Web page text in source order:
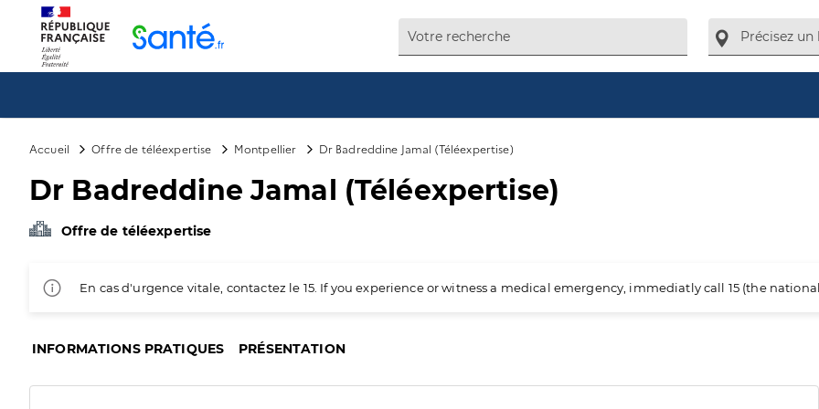
Accueil Offre de téléexpertise Montpellier Dr Badreddine Jamal (Téléexpertise)
Dr Badreddine Jamal (Téléexpertise)
Offre de téléexpertise
En cas d'urgence vitale, contactez le 15. If you experience or witness a medical emergency, immediatly call 15 (the
INFORMATIONS PRATIQUES PRÉSENTATION
Panneau de gestion des cookies